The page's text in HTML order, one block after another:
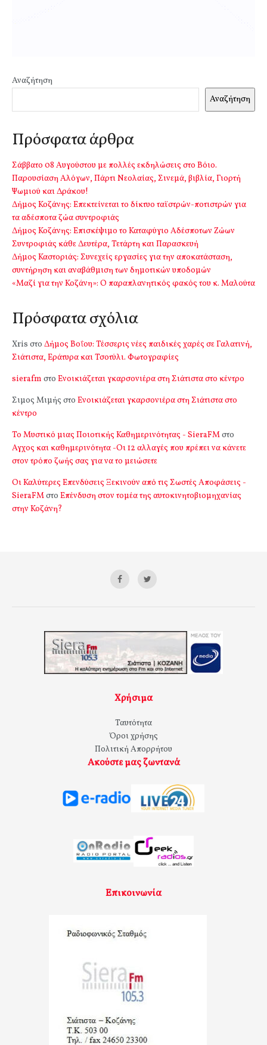
Αναζήτηση
Αναζήτηση
Πρόσφατα άρθρα
Σάββατο 08 Αυγούστου με πολλές εκδηλώσεις στο Βόιο.
Παρουσίαση Αλόγων, Πάρτι Νεολαίας, Σινεμά, βιβλία, Γιορτή
Ψωμιού και Δράκου!
Δήμος Κοζάνης: Επεκτείνεται το δίκτυο ταϊστρών-ποτιστρών για
τα αδέσποτα ζώα συντροφιάς
Δήμος Κοζάνης: Επισκέψιμο το Καταφύγιο Αδέσποτων Ζώων
Συντροφιάς κάθε Δευτέρα, Τετάρτη και Παρασκευή
Δήμος Καστοριάς: Συνεχείς εργασίες για την αποκατάσταση,
συντήρηση και αναβάθμιση των δημοτικών υποδομών
«Μαζί για την Κοζάνη»: Ο παραπλανητικός φακός του κ. Μαλούτα
Πρόσφατα σχόλια
Xris στο Δήμος Βοΐου: Τέσσερις νέες παιδικές χαρές σε Γαλατινή,
Σιάτιστα, Εράτυρα και Τσοτύλι. Φωτογραφίες
sierafm στο Ενοικιάζεται γκαρσονιέρα στη Σιάτιστα στο κέντρο
Σιμος Μιμής στο Ενοικιάζεται γκαρσονιέρα στη Σιάτιστα στο
κέντρο
Το Μυστικό μιας Ποιοτικής Καθημερινότητας - SieraFMστο
Αγχος και καθημερινότητα -Οι 12 αλλαγές που πρέπει να κάνετε
στον τρόπο ζωής σας για να το μειώσετε
Οι Καλύτερες Επενδύσεις Ξεκινούν από τις Σωστές Αποφάσεις -
SieraFMστο Επένδυση στον τομέα της αυτοκινητοβιομηχανίας
στην Κοζάνη?
Χρήσιμα
Ταυτότητα
Όροι χρήσης
Πολιτική Απορρήτου
Ακούστε μας ζωντανά
Επικοινωνία